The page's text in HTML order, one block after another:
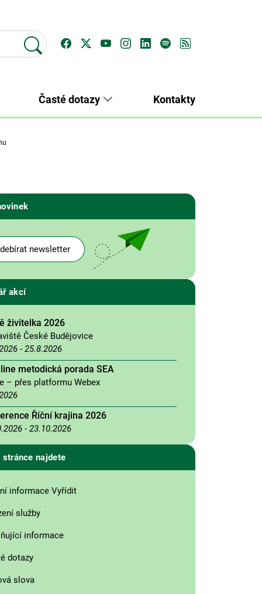
Časté dotazy Kontakty
newsletter
akcí
živitelka 2026
České Budějovice
- 25.8.2026
metodická porada SEA
– přes platformu Webex
Říční krajina 2026
- 23.10.2026
stránce najdete
informace Vyřídit
služby
informace
dotazy
slova